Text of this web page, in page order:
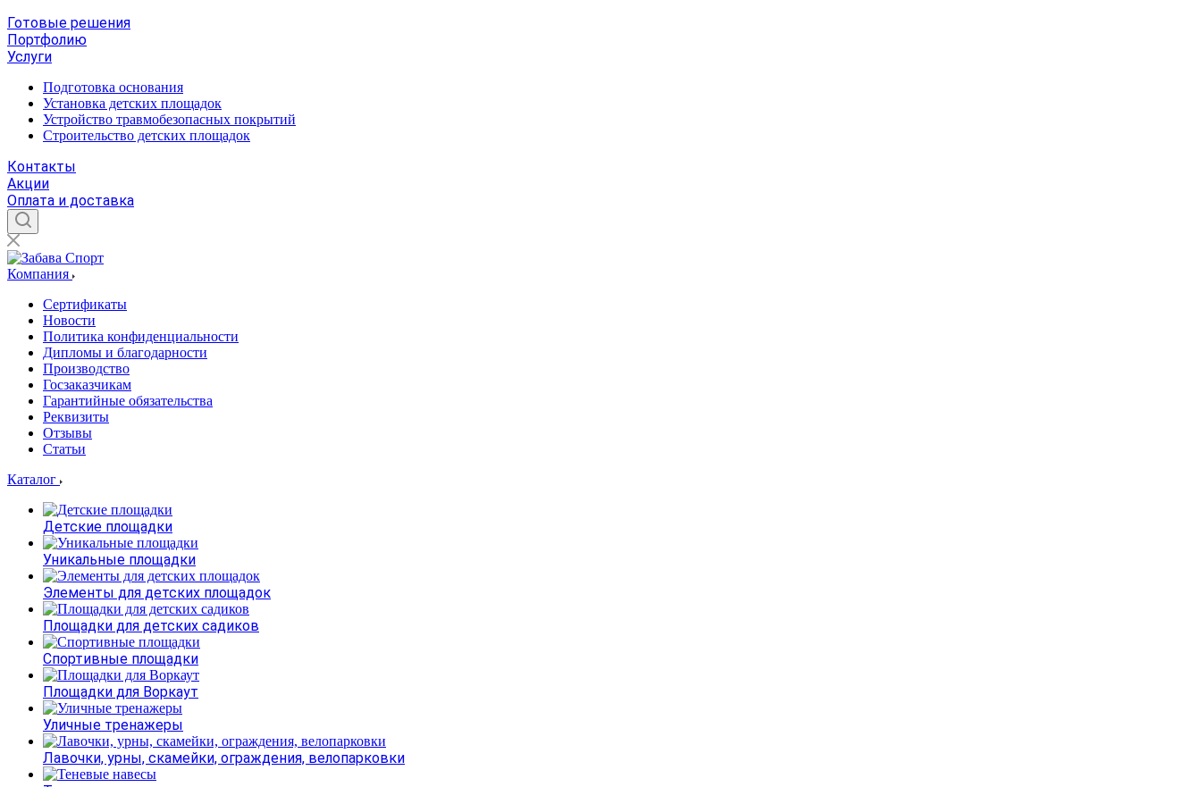
Готовые решения
Портфолию
Услуги
Подготовка основания
Установка детских площадок
Устройство травмобезопасных покрытий
Строительство детских площадок
Контакты
Акции
Оплата и доставка
Компания
Сертификаты
Новости
Политика конфиденциальности
Дипломы и благодарности
Производство
Госзаказчикам
Гарантийные обязательства
Реквизиты
Отзывы
Статьи
Каталог
Детские площадки
Уникальные площадки
Элементы для детских площадок
Площадки для детских садиков
Спортивные площадки
Площадки для Воркаут
Уличные тренажеры
Лавочки, урны, скамейки, ограждения, велопарковки